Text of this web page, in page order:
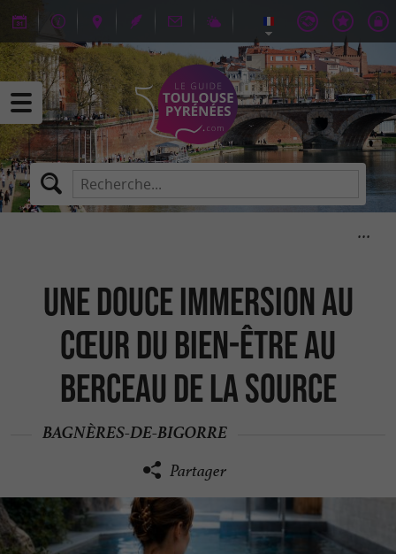
Une douce immersion au
cœur du bien-être au
Berceau de la Source
BAGNÈRES-DE-BIGORRE
Partager